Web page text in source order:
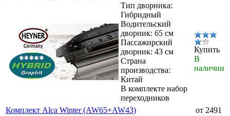
Тип дворника:
Гибридный
Водительский
дворник: 65 см
Пассажирский
дворник: 43 см
Страна
производства:
Китай
В комплекте набор
переходников
Купить
В
наличии
Комплект Alca Winter (AW65+AW43)
от 2491